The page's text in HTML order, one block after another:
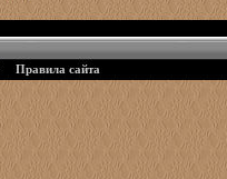
Правила сайта